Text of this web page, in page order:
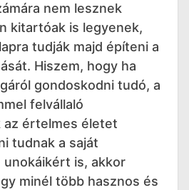
nem lesznek
kitartóak is legyenek,
tudják majd építeni a
Hiszem, hogy ha
gondoskodni tudó, a
felvállaló
az értelmes életet
tudnak a saját
is, akkor
minél több hasznos és